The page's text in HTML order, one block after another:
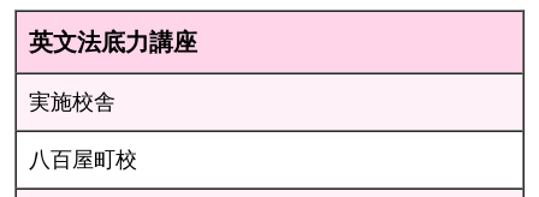
英文法底力講座
実施校舎
八百屋町校